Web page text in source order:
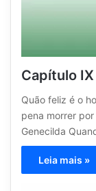
Capítulo
Quão feliz é o
pena morrer
Genecilda
Leia mais »